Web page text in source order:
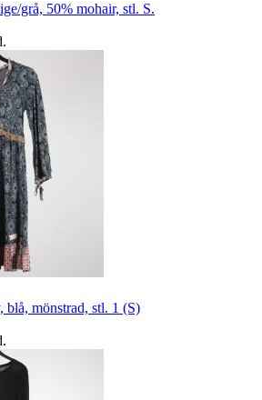
grå, 50% mohair, stl. S.
.
mönstrad, stl. 1 (S)
.